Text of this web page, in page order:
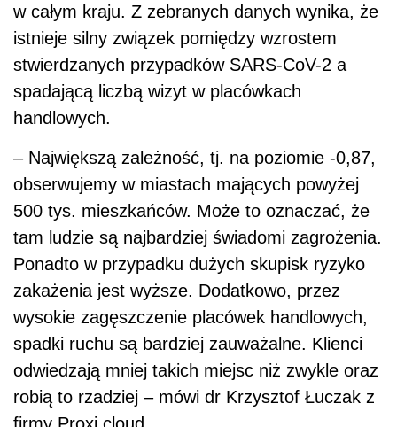
w całym kraju. Z zebranych danych wynika, że
istnieje silny związek pomiędzy wzrostem
stwierdzanych przypadków SARS-CoV-2 a
spadającą liczbą wizyt w placówkach
handlowych.
– Największą zależność, tj. na poziomie -0,87,
obserwujemy w miastach mających powyżej
500 tys. mieszkańców. Może to oznaczać, że
tam ludzie są najbardziej świadomi zagrożenia.
Ponadto w przypadku dużych skupisk ryzyko
zakażenia jest wyższe. Dodatkowo, przez
wysokie zagęszczenie placówek handlowych,
spadki ruchu są bardziej zauważalne. Klienci
odwiedzają mniej takich miejsc niż zwykle oraz
robią to rzadziej – mówi dr Krzysztof Łuczak z